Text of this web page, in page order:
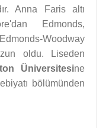
Anna Faris altı
Edmonds,
Woodway
oldu. Liseden
Üniversitesine
bölümünden